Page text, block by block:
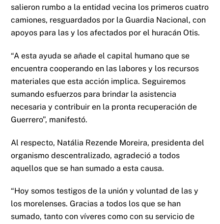
salieron rumbo a la entidad vecina los primeros cuatro
camiones, resguardados por la Guardia Nacional, con
apoyos para las y los afectados por el huracán Otis.
“A esta ayuda se añade el capital humano que se
encuentra cooperando en las labores y los recursos
materiales que esta acción implica. Seguiremos
sumando esfuerzos para brindar la asistencia
necesaria y contribuir en la pronta recuperación de
Guerrero”, manifestó.
Al respecto, Natália Rezende Moreira, presidenta del
organismo descentralizado, agradeció a todos
aquellos que se han sumado a esta causa.
“Hoy somos testigos de la unión y voluntad de las y
los morelenses. Gracias a todos los que se han
sumado, tanto con víveres como con su servicio de